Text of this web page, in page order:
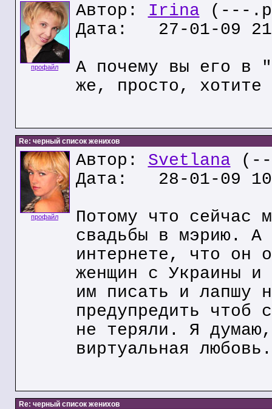
профайл
Автор: Irina (---
Дата: 27-01-09
А почему вы его в
же, просто, хотите
Re: черный список женихов
профайл
Автор: Svetlana
Дата: 28-01-09
Потому что сейчас
свадьбы в мэрию. А
интернете, что он
женщин с Украины и
им писать и лапшу
предупредить чтоб
не теряли. Я
виртуальная любовь.
Re: черный список женихов